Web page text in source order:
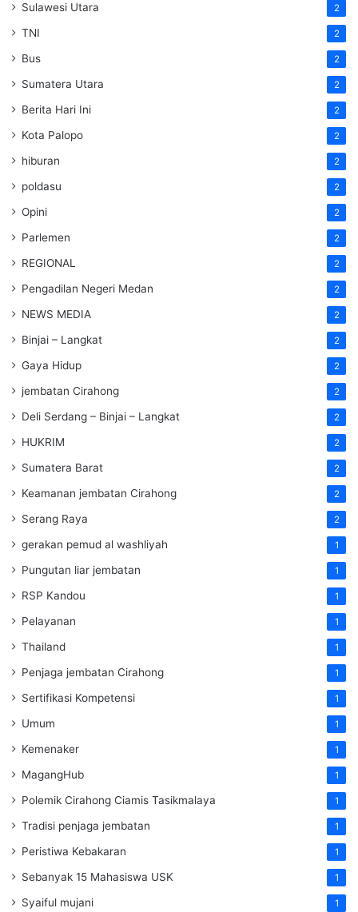
Sulawesi Utara 2
TNI 2
Bus 2
Sumatera Utara 2
Berita Hari Ini 2
Kota Palopo 2
hiburan 2
poldasu 2
Opini 2
Parlemen 2
REGIONAL 2
Pengadilan Negeri Medan 2
NEWS MEDIA 2
Binjai – Langkat 2
Gaya Hidup 2
jembatan Cirahong 2
Deli Serdang – Binjai – Langkat 2
HUKRIM 2
Sumatera Barat 2
Keamanan jembatan Cirahong 2
Serang Raya 2
gerakan pemud al washliyah 1
Pungutan liar jembatan 1
RSP Kandou 1
Pelayanan 1
Thailand 1
Penjaga jembatan Cirahong 1
Sertifikasi Kompetensi 1
Umum 1
Kemenaker 1
MagangHub 1
Polemik Cirahong Ciamis Tasikmalaya 1
Tradisi penjaga jembatan 1
Peristiwa Kebakaran 1
Sebanyak 15 Mahasiswa USK 1
Syaiful mujani 1